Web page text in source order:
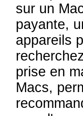
sur un
payante,
appareils
prise en
Macs,